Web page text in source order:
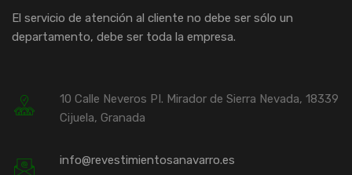
El servicio de atención al cliente no debe ser sólo un
departamento, debe ser toda la empresa.
10 Calle Neveros PI. Mirador de Sierra Nevada, 18339
Cijuela, Granada
info@revestimientosanavarro.es